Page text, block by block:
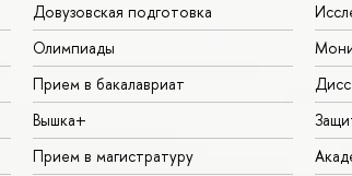
Довузовская подготовка
Олимпиады
Прием в бакалавриат
Вышка+
Прием в магистратуру